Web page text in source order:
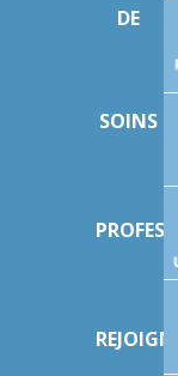
DE
SOINS